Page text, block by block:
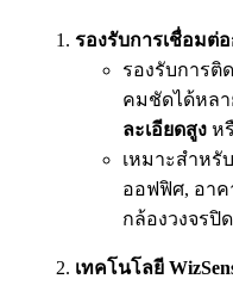
รองรับการเชื่อมต่
รองรับการติ
คมชัดได้หลา
ละเอียดสูง ห
เหมาะสำหรั
ออฟฟิศ, อา
กล้องวงจรปิ
เทคโนโลยี